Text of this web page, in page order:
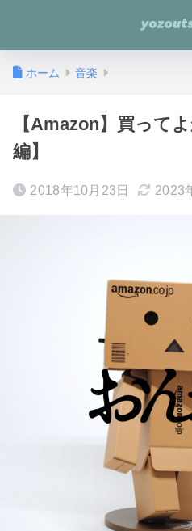
ホーム 音楽
【Amazon】買って
編】
2018年10月23日 2023